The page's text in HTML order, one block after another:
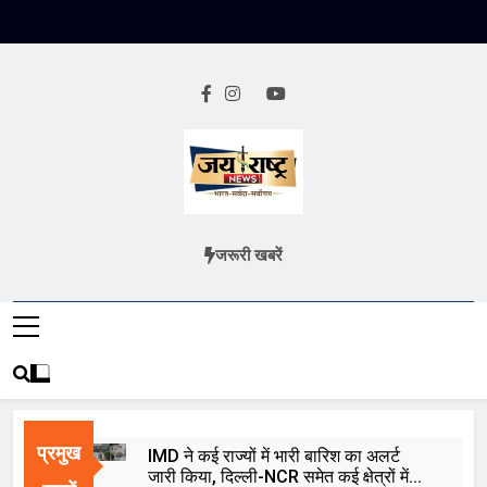
Jai Rashtra
हिंदी समाचार
जरूरी खबरें
प्रमुख
IMD ने कई राज्यों में भारी बारिश का अलर्ट
जारी किया, दिल्ली-NCR समेत कई क्षेत्रों में